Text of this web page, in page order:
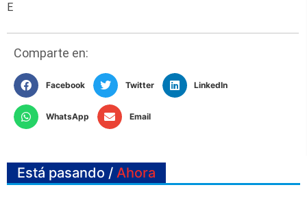
E
Comparte en:
Facebook Twitter LinkedIn
WhatsApp Email
Está pasando / Ahora